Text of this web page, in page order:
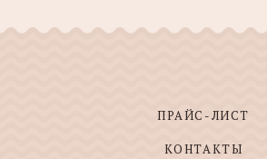
ПРАЙС-ЛИСТ
КОНТАКТЫ